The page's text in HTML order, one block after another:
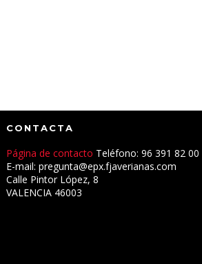
CONTACTA
Página de contacto Teléfono: 96 391 82 00
E-mail: pregunta@epx.fjaverianas.com
Calle Pintor López, 8
VALENCIA 46003